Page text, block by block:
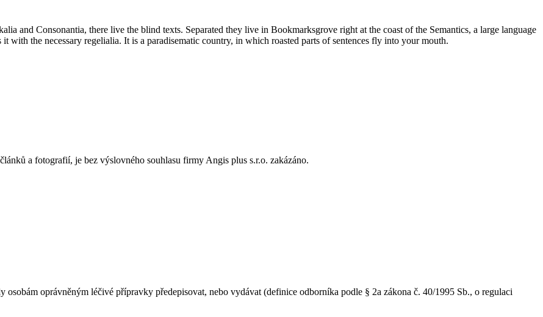
and Consonantia, there live the blind texts. Separated they live in Bookmarksgrove right at the coast of the Semantics, a large language
with the necessary regelialia. It is a paradisematic country, in which roasted parts of sentences fly into your mouth.
a fotografií, je bez výslovného souhlasu firmy Angis plus s.r.o. zakázáno.
oprávněným léčivé přípravky předepisovat, nebo vydávat (definice odborníka podle § 2a zákona č. 40/1995 Sb., o regulaci